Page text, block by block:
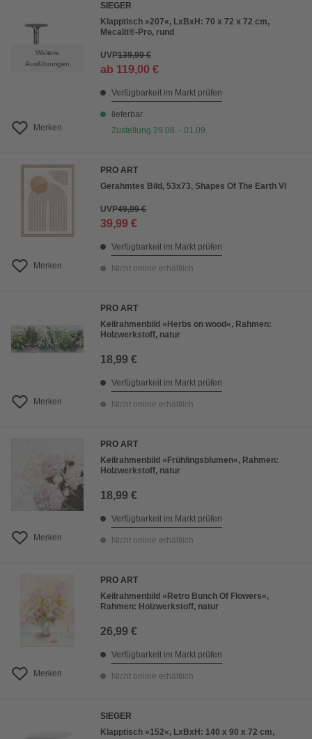
Weitere
Ausführungen
Merken
SIEGER
Klapptisch »207«, LxBxH: 70 x 72 x 72 cm,
Mecalit®-Pro, rund
UVP139,99 €
ab 119,00 €
Verfügbarkeit im Markt prüfen
lieferbar
Zustellung 29.08. - 01.09.
Merken
PRO ART
Gerahmtes Bild, 53x73, Shapes Of The Earth VI
UVP49,99 €
39,99 €
Verfügbarkeit im Markt prüfen
Nicht online erhältlich
Merken
PRO ART
Keilrahmenbild »Herbs on wood«, Rahmen:
Holzwerkstoff, natur
18,99 €
Verfügbarkeit im Markt prüfen
Nicht online erhältlich
Merken
PRO ART
Keilrahmenbild »Frühlingsblumen«, Rahmen:
Holzwerkstoff, natur
18,99 €
Verfügbarkeit im Markt prüfen
Nicht online erhältlich
Merken
PRO ART
Keilrahmenbild »Retro Bunch Of Flowers«,
Rahmen: Holzwerkstoff, natur
26,99 €
Verfügbarkeit im Markt prüfen
Nicht online erhältlich
SIEGER
Klapptisch »152«, LxBxH: 140 x 90 x 72 cm,